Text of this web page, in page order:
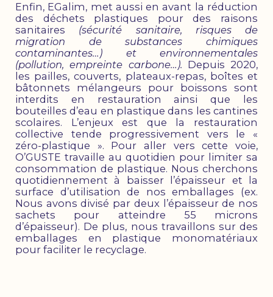
Enfin, EGalim, met aussi en avant la réduction
des déchets plastiques pour des raisons
sanitaires (sécurité sanitaire, risques de
migration de substances chimiques
contaminantes…) et environnementales
(pollution, empreinte carbone…). Depuis 2020,
les pailles, couverts, plateaux-repas, boîtes et
bâtonnets mélangeurs pour boissons sont
interdits en restauration ainsi que les
bouteilles d’eau en plastique dans les cantines
scolaires. L’enjeux est que la restauration
collective tende progressivement vers le «
zéro-plastique ». Pour aller vers cette voie,
O’GUSTE travaille au quotidien pour limiter sa
consommation de plastique. Nous cherchons
quotidiennement à baisser l’épaisseur et la
surface d’utilisation de nos emballages (ex.
Nous avons divisé par deux l’épaisseur de nos
sachets pour atteindre 55 microns
d’épaisseur). De plus, nous travaillons sur des
emballages en plastique monomatériaux
pour faciliter le recyclage.